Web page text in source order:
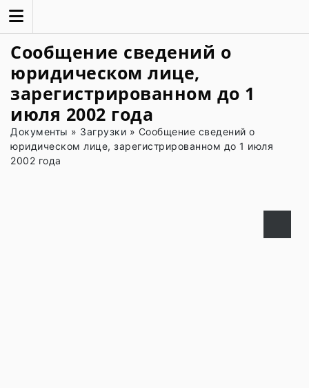
Сообщение сведений о
юридическом лице,
зарегистрированном до 1
июля 2002 года
Документы » Загрузки » Сообщение сведений о
юридическом лице, зарегистрированном до 1 июля
2002 года